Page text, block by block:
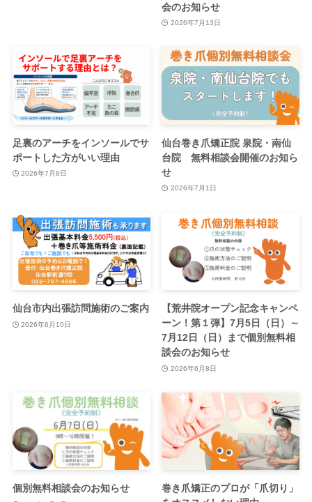
会のお知らせ
2026年7月13日
足裏のアーチをインソールでサ
ポートした方がいい理由
2026年7月8日
仙台巻き爪矯正院 泉院・南仙
台院 無料相談会開催のお知ら
せ
2026年7月1日
仙台市内出張訪問施術のご案内
2026年6月10日
【荒井院オープン記念キャンペ
ーン！第１弾】7月5日（日）～
7月12日（日）まで個別無料相
談会のお知らせ
2026年6月8日
個別無料相談会のお知らせ
巻き爪矯正のプロが「爪切り」